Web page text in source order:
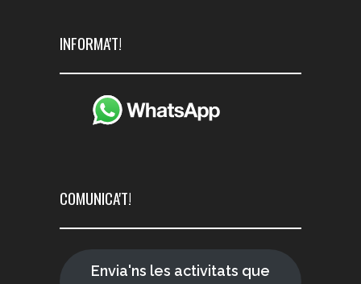
INFORMA'T!
COMUNICA'T!
Envia'ns les activitats que